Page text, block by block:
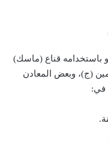
باستخدامه قناع (ماسك)
(ج)، وبعض المعادن
في: